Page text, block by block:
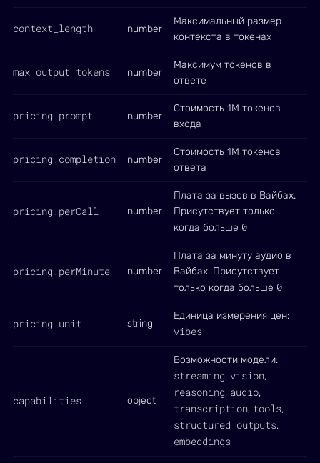
context_length number
Максимальный размер
контекста в токенах
max_output_tokens number
Максимум токенов в
ответе
pricing.prompt number
Стоимость 1М токенов
входа
pricing.completion number
Стоимость 1М токенов
ответа
pricing.perCall number
Плата за вызов в Вайбах.
Присутствует только
когда больше 0
pricing.perMinute number
Плата за минуту аудио в
Вайбах. Присутствует
только когда больше 0
pricing.unit string
Единица измерения цен:
vibes
capabilities object
Возможности модели:
streaming, vision,
reasoning, audio,
transcription, tools,
structured_outputs,
embeddings